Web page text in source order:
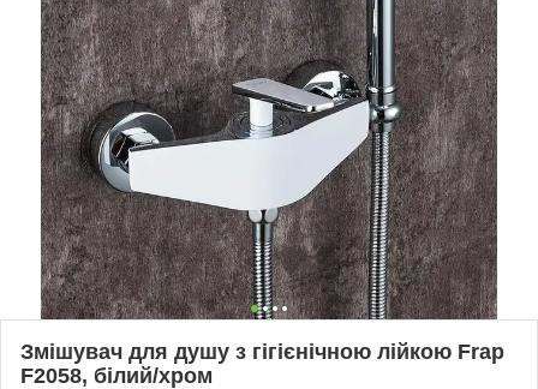
Змішувач для душу з гігієнічною лійкою Frap
F2058, білий/хром